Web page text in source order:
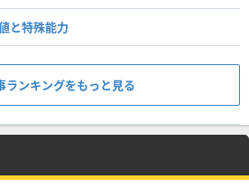
と特殊能力
ランキングをもっと見る